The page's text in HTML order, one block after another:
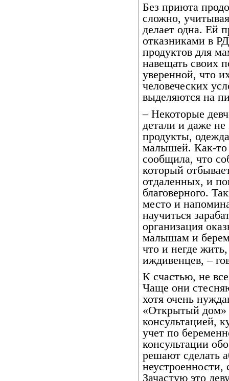
Без приюта
сложно,
делает одна. Ей
отказниками в
продуктов для
навещать своих
уверенной, что
человеческих
выделяются на
– Некоторые
детали и даже не
продукты,
малышей. Как-то
сообщила, что
который
отдаленных, и
благоверного.
место и
научиться
организация
малышам и
что и негде
иждивенцев, –
К счастью, не
Чаще они
хотя очень
«Открытый дом»
консультацией,
учет по
консультации
решают сделать
Зачастую это